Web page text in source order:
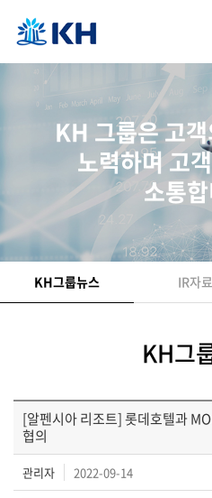
KH 그룹은 고
노력하며 고
소통
KH그룹뉴스 IR자
KH그
[알펜시아 리조트] 롯데호텔과
협의
관리자 2022-09-14